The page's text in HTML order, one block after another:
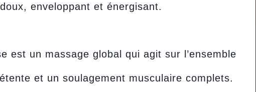
enveloppant et énergisant.
est un massage global qui agit sur l’ensemble
et un soulagement musculaire complets.